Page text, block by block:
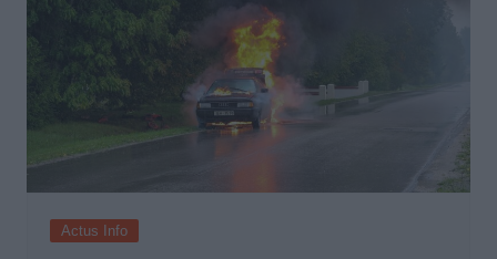
Actus Info